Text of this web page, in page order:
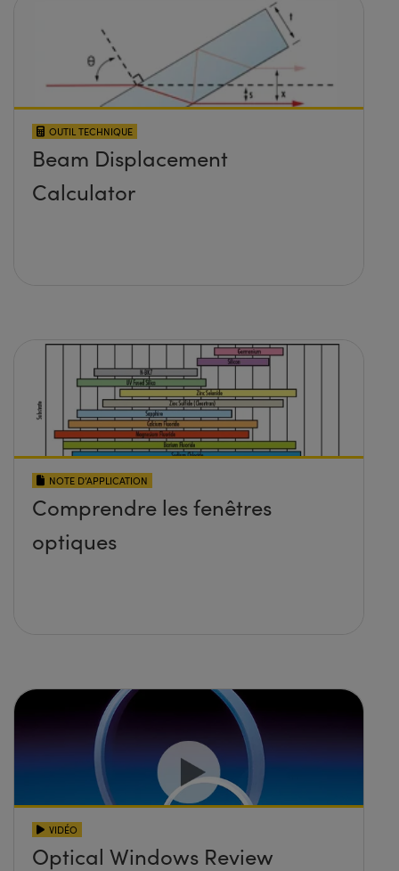
OUTIL TECHNIQUE
Beam Displacement
Calculator
NOTE D’APPLICATION
Comprendre les fenêtres
optiques
VIDÉO
Optical Windows Review